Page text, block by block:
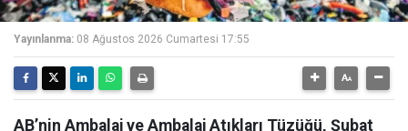
Yayınlanma: 08 Ağustos 2026 Cumartesi 17:55
AB’nin Ambalaj ve Ambalaj Atıkları Tüzüğü, Şubat